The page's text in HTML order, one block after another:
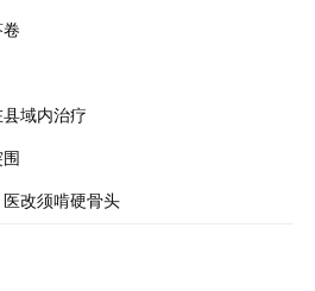
域内治疗
改须啃硬骨头